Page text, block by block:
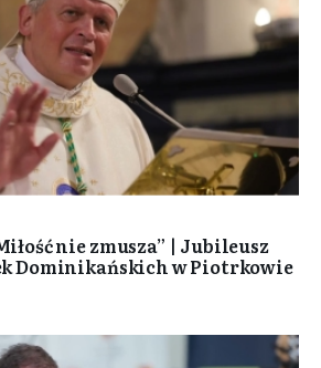
nie zmusza” | Jubileusz
Dominikańskich w Piotrkowie